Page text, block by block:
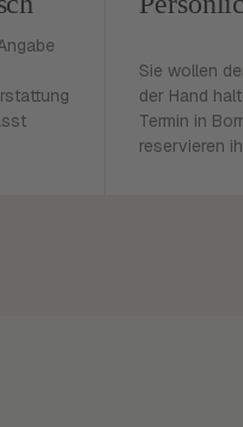
Sie wollen
der Hand
Termin in
reservieren